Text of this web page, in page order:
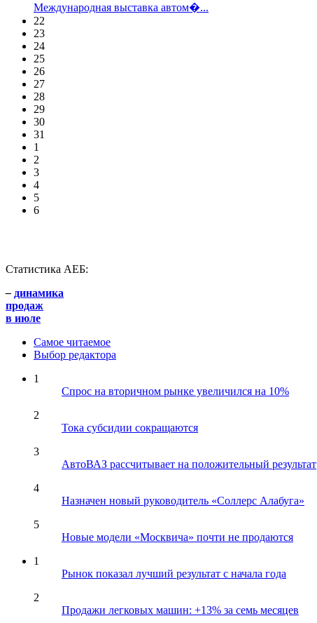
Международная выставка автом�...
22
23
24
25
26
27
28
29
30
31
1
2
3
4
5
6
Статистика АЕБ:
– динамика
продаж
в июле
Самое читаемое
Выбор редактора
1
Спрос на вторичном рынке увеличился на 10%
2
Тока субсидии сокращаются
3
АвтоВАЗ рассчитывает на положительный результат
4
Назначен новый руководитель «Соллерс Алабуга»
5
Новые модели «Москвича» почти не продаются
1
Рынок показал лучший результат с начала года
2
Продажи легковых машин: +13% за семь месяцев